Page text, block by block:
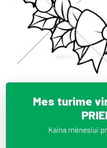
Mes turime
Kaina mėnesiui